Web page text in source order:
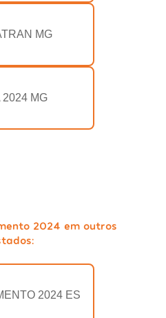
MG
2024 MG
2024 em outros
2024 ES